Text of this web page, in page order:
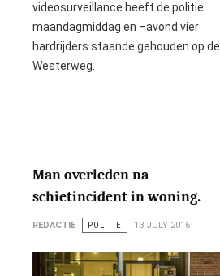
videosurveillance heeft de politie
maandagmiddag en –avond vier
hardrijders staande gehouden op de
Westerweg.
Man overleden na
schietincident in woning.
REDACTIE POLITIE 13 JULY 2016